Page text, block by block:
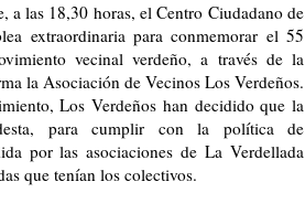
las 18,30 horas, el Centro Ciudadano de
extraordinaria para conmemorar el 55
vecinal verdeño, a través de la
la Asociación de Vecinos Los Verdeños.
Los Verdeños han decidido que la
para cumplir con la política de
por las asociaciones de La Verdellada
que tenían los colectivos.